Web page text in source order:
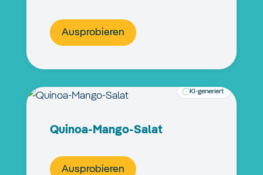
Ausprobieren
KI-generiert
Quinoa-Mango-Salat
Ausprobieren